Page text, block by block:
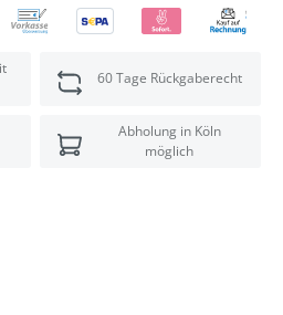
60 Tage Rückgaberecht
Abholung in Köln
möglich